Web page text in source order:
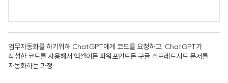
업무자동화를 하기위해 ChatGPT에게 코드를 요청하고, ChatGPT가
작성한 코드를 사용해서 엑셀이든 파워포인트든 구글 스프레드시트 문서를
자동화하는 과정